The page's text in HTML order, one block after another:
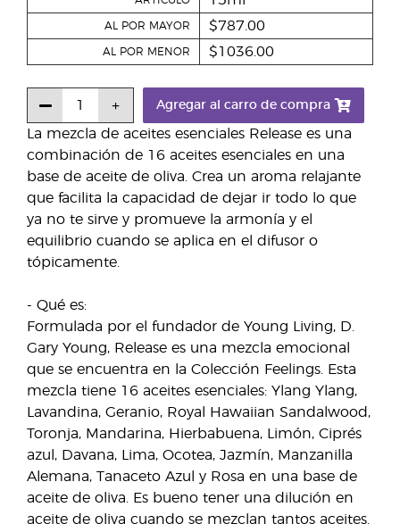
La mezcla de aceites esenciales Release es una
combinación de 16 aceites esenciales en una
base de aceite de oliva. Crea un aroma relajante
que facilita la capacidad de dejar ir todo lo que
ya no te sirve y promueve la armonía y el
equilibrio cuando se aplica en el difusor o
tópicamente.
- Qué es:
Formulada por el fundador de Young Living, D.
Gary Young, Release es una mezcla emocional
que se encuentra en la Colección Feelings. Esta
mezcla tiene 16 aceites esenciales: Ylang Ylang,
Lavandina, Geranio, Royal Hawaiian Sandalwood,
Toronja, Mandarina, Hierbabuena, Limón, Ciprés
azul, Davana, Lima, Ocotea, Jazmín, Manzanilla
Alemana, Tanaceto Azul y Rosa en una base de
aceite de oliva. Es bueno tener una dilución en
aceite de oliva cuando se mezclan tantos aceites.
AL POR MAYOR $787.00
AL POR MENOR $1036.00
Agregar al carro de compra